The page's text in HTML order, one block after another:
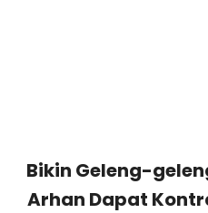
Bikin Geleng-
Arhan Dapat